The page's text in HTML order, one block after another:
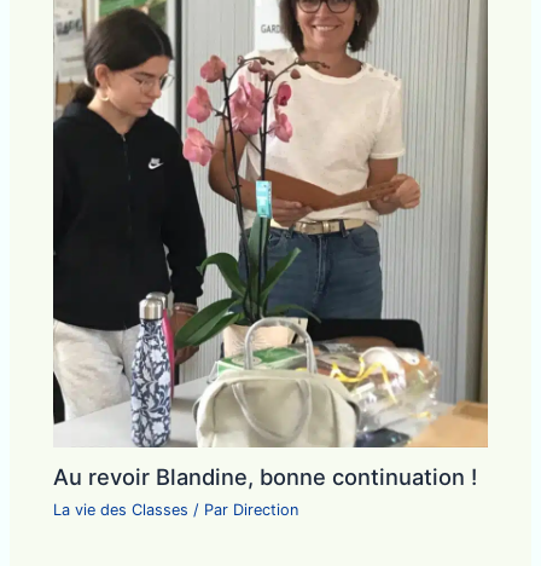
Au revoir Blandine, bonne continuation !
La vie des Classes / Par Direction